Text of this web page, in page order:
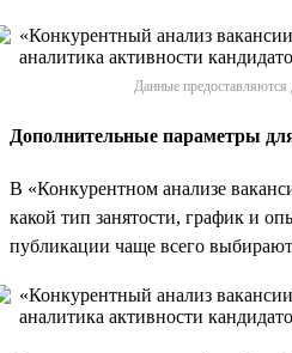
Данные предоставляются
Дополнительные параметры
В «Конкурентном анализе
какой тип занятости, график и
публикации чаще всего